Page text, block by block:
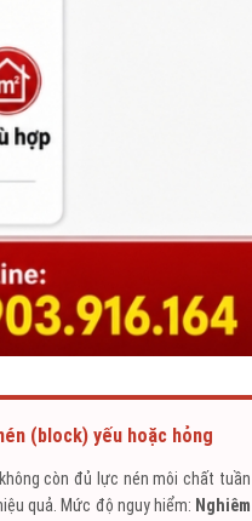
(block) yếu hoặc hỏng
còn đủ lực nén môi chất tuần
quả. Mức độ nguy hiểm: Nghiêm